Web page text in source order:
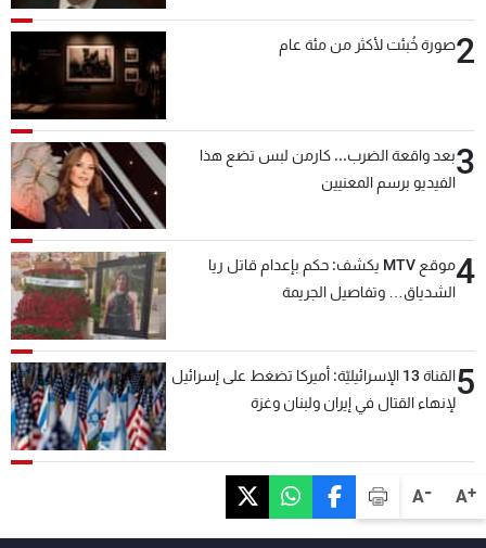
A+
A-
2صورة خُبئت لأكثر من مئة عام
3بعد واقعة الضرب... كارمن لبس تضع هذا
الفيديو برسم المعنيين
4
موقع MTV يكشف: حكم بإعدام قاتل ريا
الشدياق… وتفاصيل الجريمة
5
القناة 13 الإسرائيليّة: أميركا تضغط على إسرائيل
لإنهاء القتال في إيران ولبنان وغزة